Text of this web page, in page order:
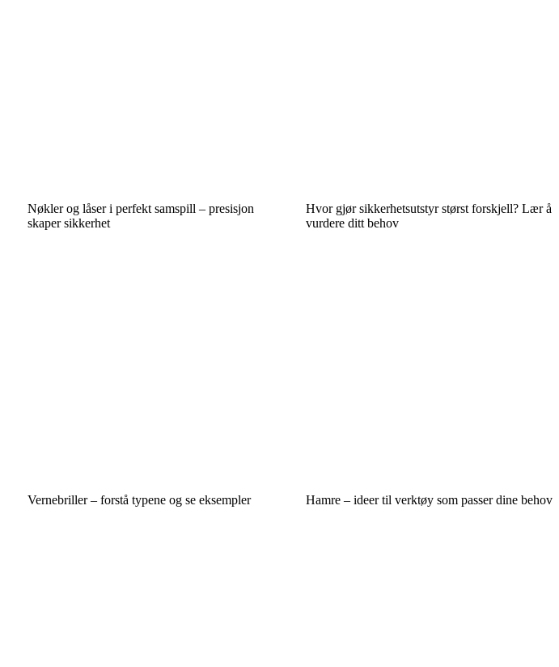
Nøkler og låser i perfekt samspill – presisjon
skaper sikkerhet
Hvor gjør sikkerhetsutstyr størst forskjell? Lær å
vurdere ditt behov
Vernebriller – forstå typene og se eksempler Hamre – ideer til verktøy som passer dine behov